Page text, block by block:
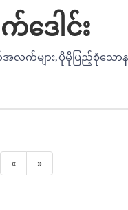
ဒေါင်း
း, ပိုမိုပြည့်စုံသောနည်
« »